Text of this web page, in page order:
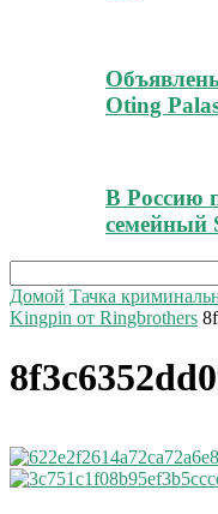
Oting
В Россию
семейный
Домой Тачка
Kingpin от Ringbrothers